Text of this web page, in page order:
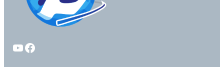
YouTube Facebook